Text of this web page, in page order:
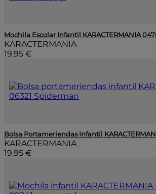
Mochila Escolar Infantil KARACTERMANIA
KARACTERMANIA
19,95 €
Bolsa Portameriendas Infantil
KARACTERMANIA
19,95 €